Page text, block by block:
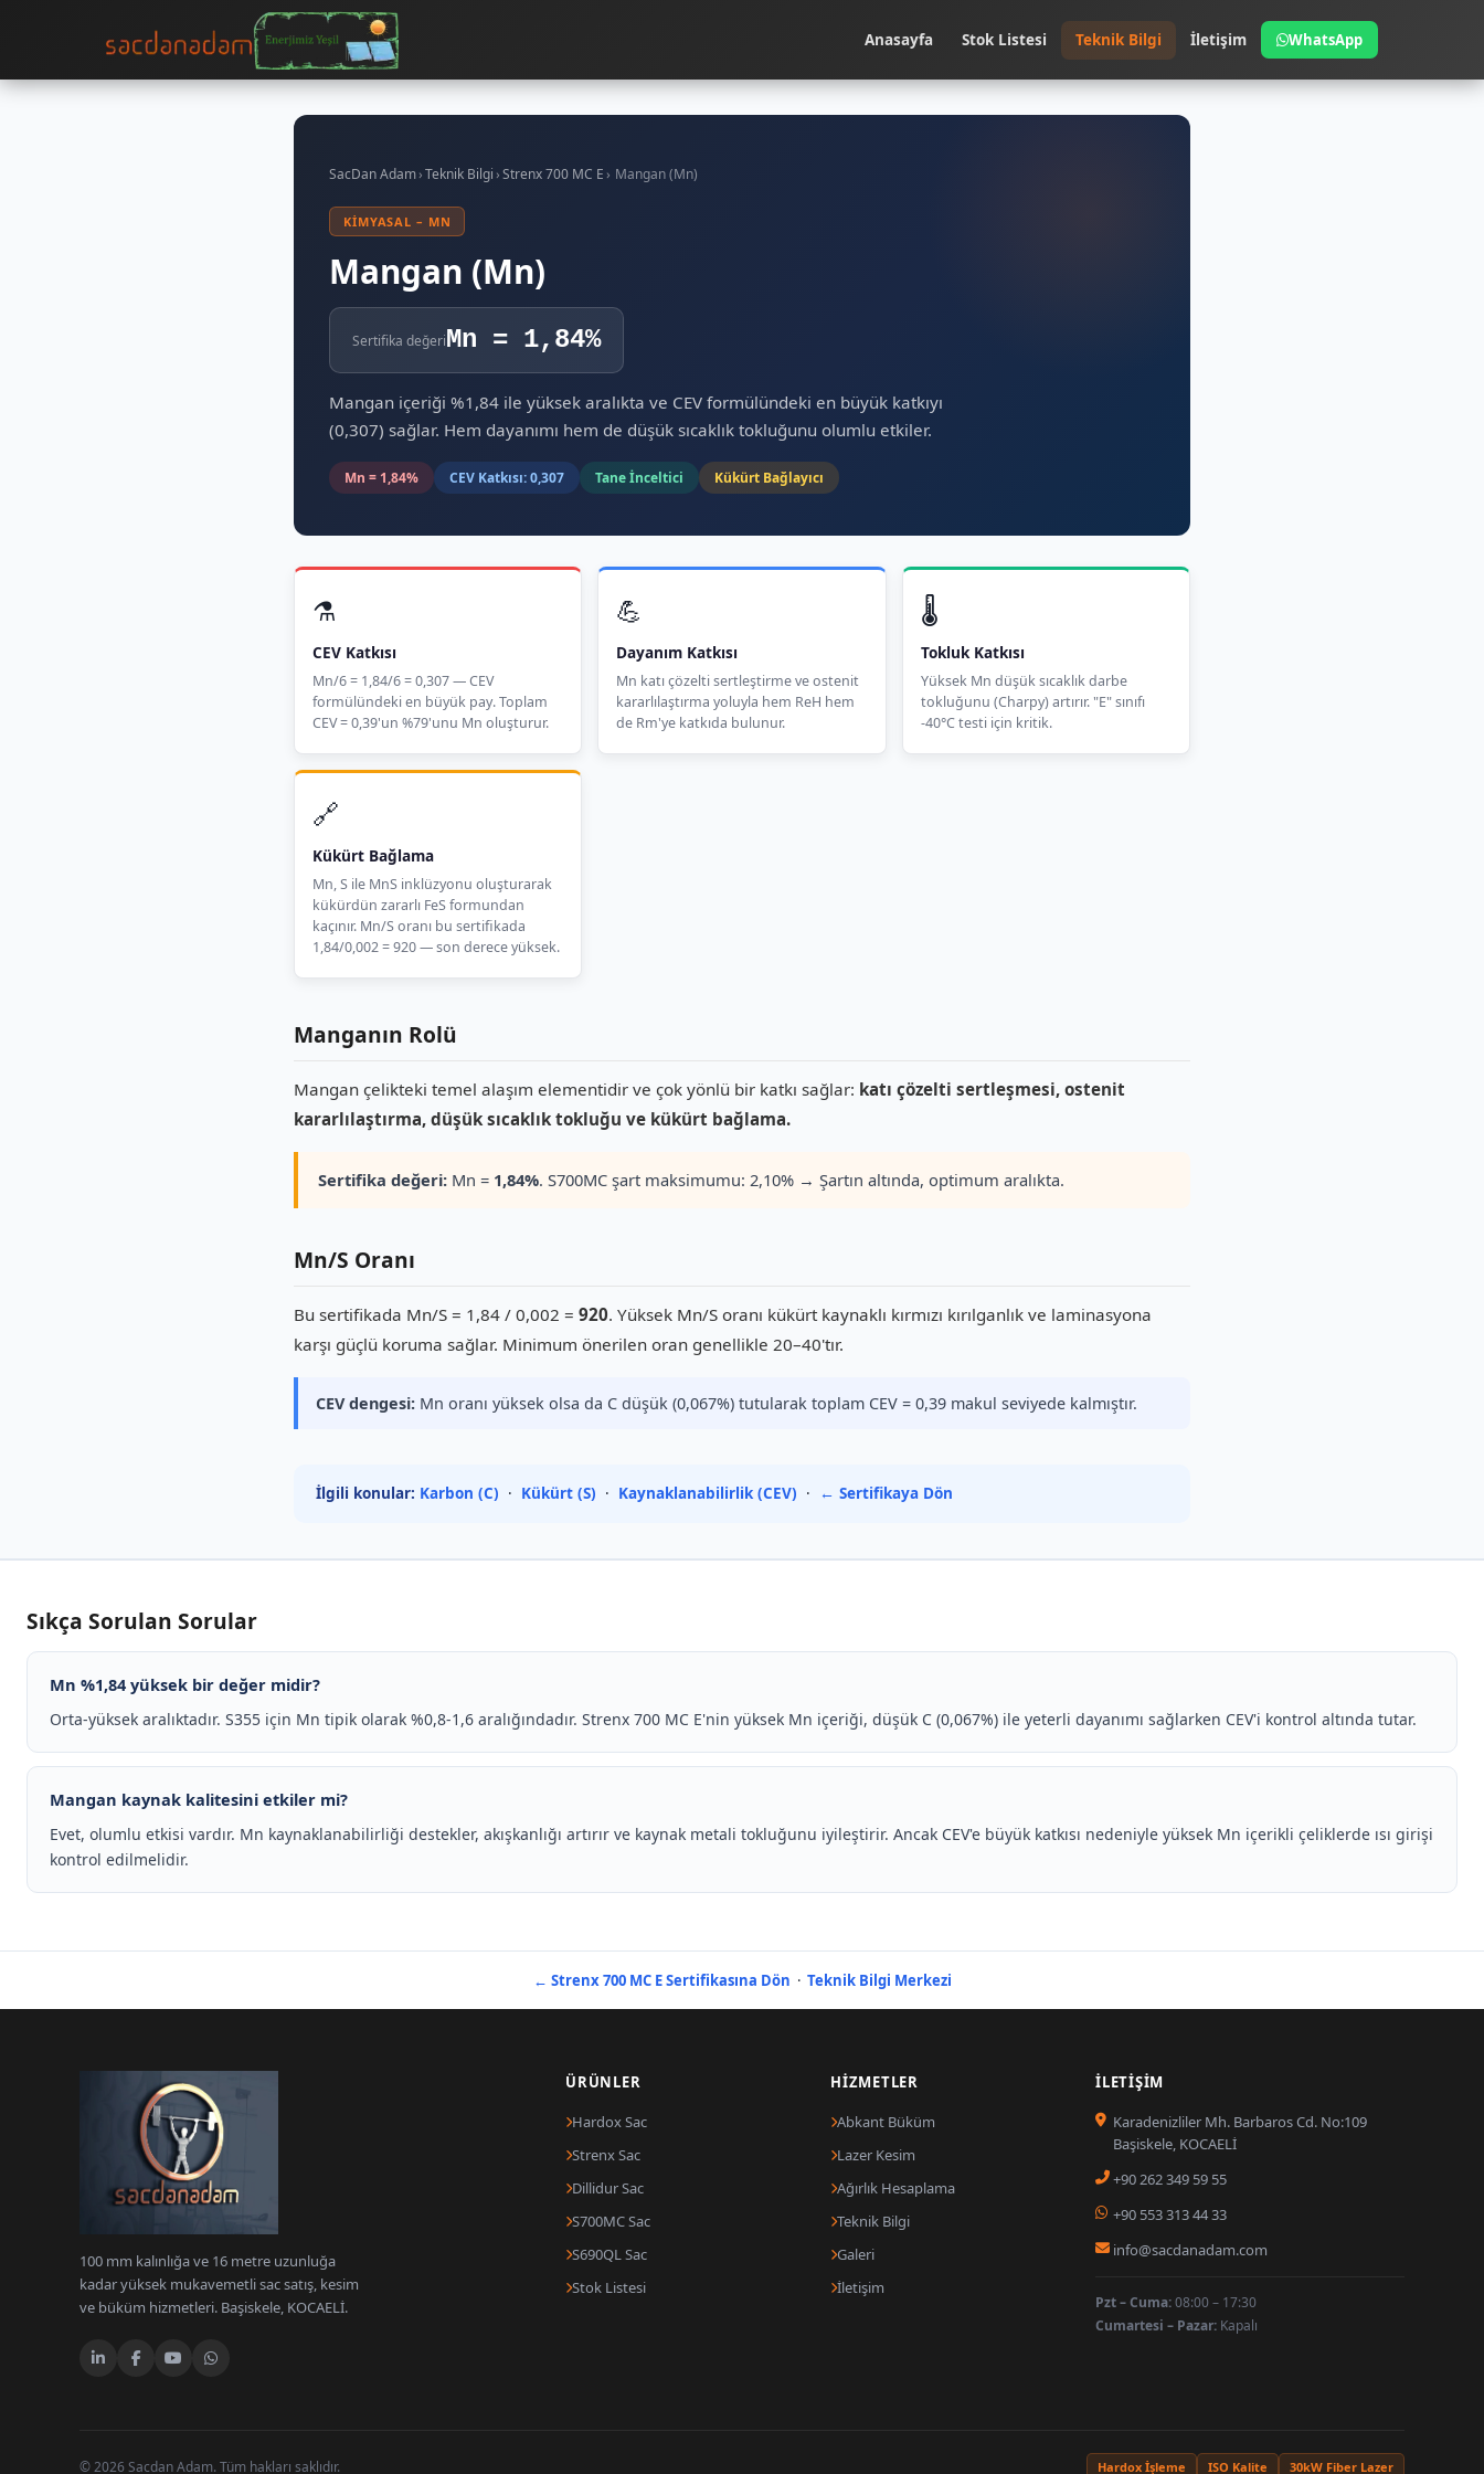
Anasayfa Stok Listesi Teknik Bilgi İletişim WhatsApp
SacDan Adam›Teknik Bilgi›Strenx 700 MC E› Mangan (Mn)
KIMYASAL – MN
Mangan (Mn)
Sertifika değeriMn = 1,84%
Mangan içeriği %1,84 ile yüksek aralıkta ve CEV formülündeki en büyük katkıyı
(0,307) sağlar. Hem dayanımı hem de düşük sıcaklık tokluğunu olumlu etkiler.
Mn = 1,84% CEV Katkısı: 0,307 Tane İnceltici Kükürt Bağlayıcı
⚗️
CEV Katkısı
Mn/6 = 1,84/6 = 0,307 — CEV
formülündeki en büyük pay. Toplam
CEV = 0,39'un %79'unu Mn oluşturur.
💪
Dayanım Katkısı
Mn katı çözelti sertleştirme ve ostenit
kararlılaştırma yoluyla hem ReH hem
de Rm'ye katkıda bulunur.
🌡️
Tokluk Katkısı
Yüksek Mn düşük sıcaklık darbe
tokluğunu (Charpy) artırır. "E" sınıfı
-40°C testi için kritik.
🔗
Kükürt Bağlama
Mn, S ile MnS inklüzyonu oluşturarak
kükürdün zararlı FeS formundan
kaçınır. Mn/S oranı bu sertifikada
1,84/0,002 = 920 — son derece yüksek.
Manganın Rolü
Mangan çelikteki temel alaşım elementidir ve çok yönlü bir katkı sağlar: katı çözelti sertleşmesi, ostenit
kararlılaştırma, düşük sıcaklık tokluğu ve kükürt bağlama.
Sertifika değeri: Mn = 1,84%. S700MC şart maksimumu: 2,10% → Şartın altında, optimum aralıkta.
Mn/S Oranı
Bu sertifikada Mn/S = 1,84 / 0,002 = 920. Yüksek Mn/S oranı kükürt kaynaklı kırmızı kırılganlık ve laminasyona
karşı güçlü koruma sağlar. Minimum önerilen oran genellikle 20–40'tır.
CEV dengesi: Mn oranı yüksek olsa da C düşük (0,067%) tutularak toplam CEV = 0,39 makul seviyede kalmıştır.
İlgili konular: Karbon (C) · Kükürt (S) · Kaynaklanabilirlik (CEV) · ← Sertifikaya Dön
Sıkça Sorulan Sorular
Mn %1,84 yüksek bir değer midir?
Orta-yüksek aralıktadır. S355 için Mn tipik olarak %0,8-1,6 aralığındadır. Strenx 700 MC E'nin yüksek Mn içeriği, düşük C (0,067%) ile yeterli dayanımı sağlarken CEV'i kontrol altında tutar.
Mangan kaynak kalitesini etkiler mi?
Evet, olumlu etkisi vardır. Mn kaynaklanabilirliği destekler, akışkanlığı artırır ve kaynak metali tokluğunu iyileştirir. Ancak CEV'e büyük katkısı nedeniyle yüksek Mn içerikli çeliklerde ısı girişi
kontrol edilmelidir.
← Strenx 700 MC E Sertifikasına Dön · Teknik Bilgi Merkezi
100 mm kalınlığa ve 16 metre uzunluğa
kadar yüksek mukavemetli sac satış, kesim
ve büküm hizmetleri. Başiskele, KOCAELİ.
ÜRÜNLER
Hardox Sac
Strenx Sac
Dillidur Sac
S700MC Sac
S690QL Sac
Stok Listesi
HIZMETLER
Abkant Büküm
Lazer Kesim
Ağırlık Hesaplama
Teknik Bilgi
Galeri
İletişim
İLETIŞIM
Karadenizliler Mh. Barbaros Cd. No:109
Başiskele, KOCAELİ
+90 262 349 59 55
+90 553 313 44 33
info@sacdanadam.com
Pzt – Cuma:08:00 – 17:30
Cumartesi – Pazar: Kapalı
© 2026 Sacdan Adam. Tüm hakları saklıdır. Hardox İşleme ISO Kalite 30kW Fiber Lazer